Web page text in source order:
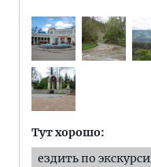
Тут хорошо:
ездить по